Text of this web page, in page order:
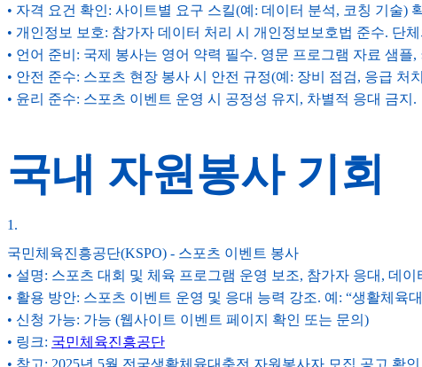
• 자격 요건 확인: 사이트별 요구 스킬(예: 데이터 분석, 코칭 기술)
• 개인정보 보호: 참가자 데이터 처리 시 개인정보보호법 준수. 단
• 언어 준비: 국제 봉사는 영어 약력 필수. 영문 프로그램 자료 샘플
• 안전 준수: 스포츠 현장 봉사 시 안전 규정(예: 장비 점검, 응급 처
• 윤리 준수: 스포츠 이벤트 운영 시 공정성 유지, 차별적 응대 금지.
국내 자원봉사 기회
1 .
국민체육진흥공단(KSPO) - 스포츠 이벤트 봉사
• 설명: 스포츠 대회 및 체육 프로그램 운영 보조, 참가자 응대, 데
• 활용 방안: 스포츠 이벤트 운영 및 응대 능력 강조. 예: “생활체육
• 신청 가능: 가능 (웹사이트 이벤트 페이지 확인 또는 문의)
• 링크: 국민체육진흥공단